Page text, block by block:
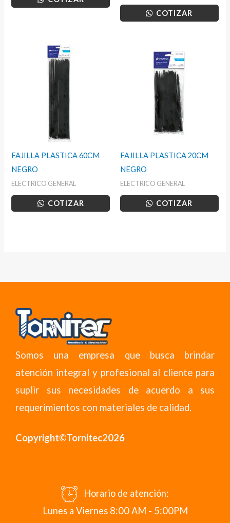
COTIZAR
FAJILLA PLASTICA 60CM
NEGRO
ELECTRICO GENERAL
COTIZAR
FAJILLA PLASTICA 20CM
NEGRO
ELECTRICO GENERAL
COTIZAR
Somos una empresa que busca brindar
atención integral y profesional al cliente para
suplir sus necesidades de acuerdo a sus
requerimientos con materiales de calidad.
Copyright©Tornitec2026
Horario de atención:
Lunes a Viernes 8:00 AM - 5:00PM